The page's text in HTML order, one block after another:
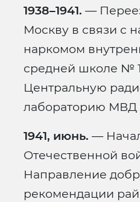
1938–1941. —
Москву в связи с
наркомом
средней школе №
Центральную
лабораторию МВД
1941, июнь. —
Отечественной
Направление
рекомендации